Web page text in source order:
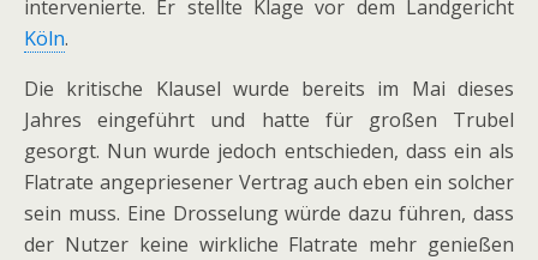
intervenierte. Er stellte Klage vor dem Landgericht
Köln.
Die kritische Klausel wurde bereits im Mai dieses
Jahres eingeführt und hatte für großen Trubel
gesorgt. Nun wurde jedoch entschieden, dass ein als
Flatrate angepriesener Vertrag auch eben ein solcher
sein muss. Eine Drosselung würde dazu führen, dass
der Nutzer keine wirkliche Flatrate mehr genießen